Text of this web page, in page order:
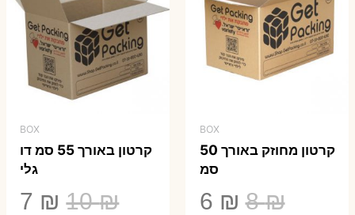
BOX
קרטון מחוזק באורך 50
סמ
8₪
המחיר
6 ₪
BOX
קרטון באורך 55 סמ דו
גלי
10₪
7 ₪